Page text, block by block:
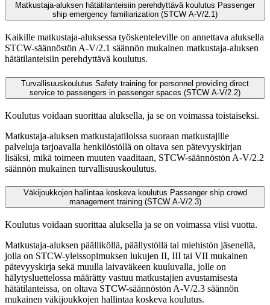
Matkustaja-aluksen hätätilanteisiin perehdyttävä koulutus Passenger
ship emergency familiarization (STCW A-V/2.1)
Kaikille matkustaja-aluksessa työskenteleville on annettava aluksella
STCW-säännöstön A-V/2.1 säännön mukainen matkustaja-aluksen
hätätilanteisiin perehdyttävä koulutus.
Turvallisuuskoulutus Safety training for personnel providing direct
service to passengers in passenger spaces (STCW A-V/2.2)
Koulutus voidaan suorittaa aluksella, ja se on voimassa toistaiseksi.
Matkustaja-aluksen matkustajatiloissa suoraan matkustajille
palveluja tarjoavalla henkilöstöllä on oltava sen pätevyyskirjan
lisäksi, mikä toimeen muuten vaaditaan, STCW-säännöstön A-V/2.2
säännön mukainen turvallisuuskoulutus.
Väkijoukkojen hallintaa koskeva koulutus Passenger ship crowd
management training (STCW A-V/2.3)
Koulutus voidaan suorittaa aluksella ja se on voimassa viisi vuotta.
Matkustaja-aluksen päälliköllä, päällystöllä tai miehistön jäsenellä,
jolla on STCW-yleissopimuksen lukujen II, III tai VII mukainen
pätevyyskirja sekä muulla laivaväkeen kuuluvalla, jolle on
hälytysluettelossa määrätty vastuu matkustajien avustamisesta
hätätilanteissa, on oltava STCW-säännöstön A-V/2.3 säännön
mukainen väkijoukkojen hallintaa koskeva koulutus.